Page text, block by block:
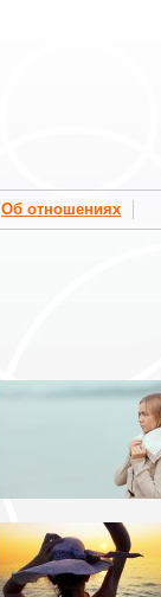
Об отношениях